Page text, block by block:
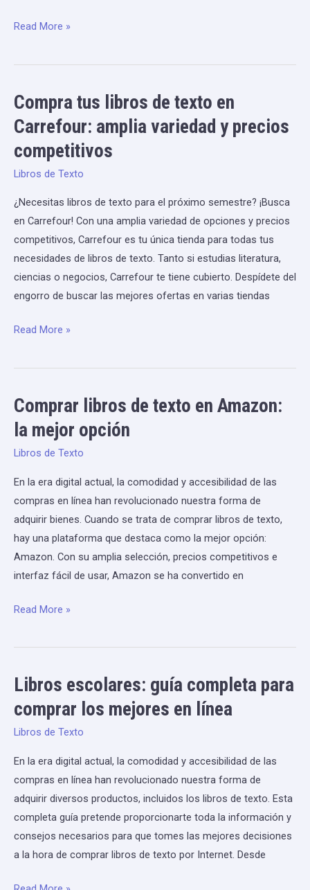
Read More »
Compra tus libros de texto en
Carrefour: amplia variedad y precios
competitivos
Libros de Texto
¿Necesitas libros de texto para el próximo semestre? ¡Busca
en Carrefour! Con una amplia variedad de opciones y precios
competitivos, Carrefour es tu única tienda para todas tus
necesidades de libros de texto. Tanto si estudias literatura,
ciencias o negocios, Carrefour te tiene cubierto. Despídete del
engorro de buscar las mejores ofertas en varias tiendas
Compra
tus
libros
de
texto
Carrefour:
variedad
competitivos
Read More »
Comprar libros de texto en Amazon:
la mejor opción
Libros de Texto
En la era digital actual, la comodidad y accesibilidad de las
compras en línea han revolucionado nuestra forma de
adquirir bienes. Cuando se trata de comprar libros de texto,
hay una plataforma que destaca como la mejor opción:
Amazon. Con su amplia selección, precios competitivos e
interfaz fácil de usar, Amazon se ha convertido en
Comprar
libros
de
texto
en
Amazon:
la
mejor
opción
Read More »
Libros escolares: guía completa para
comprar los mejores en línea
Libros de Texto
En la era digital actual, la comodidad y accesibilidad de las
compras en línea han revolucionado nuestra forma de
adquirir diversos productos, incluidos los libros de texto. Esta
completa guía pretende proporcionarte toda la información y
consejos necesarios para que tomes las mejores decisiones
a la hora de comprar libros de texto por Internet. Desde
Libros
guía
completa
para
comprar
los
mejores
en
línea